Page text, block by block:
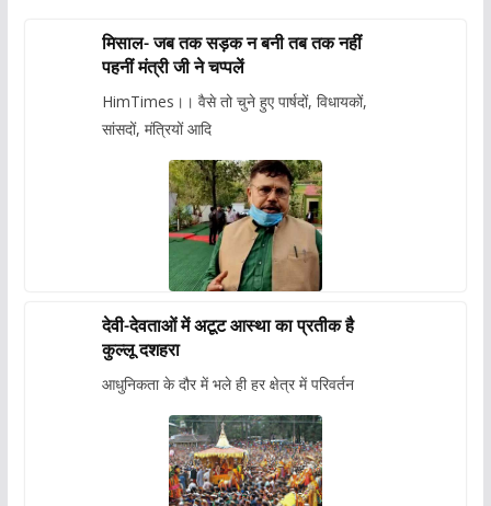
मिसाल- जब तक सड़क न बनी तब तक नहीं
पहनीं मंत्री जी ने चप्पलें
HimTimes।। वैसे तो चुने हुए पार्षदों, विधायकों,
सांसदों, मंत्रियों आदि
देवी-देवताओं में अटूट आस्था का प्रतीक है
कुल्लू दशहरा
आधुनिकता के दौर में भले ही हर क्षेत्र में परिवर्तन